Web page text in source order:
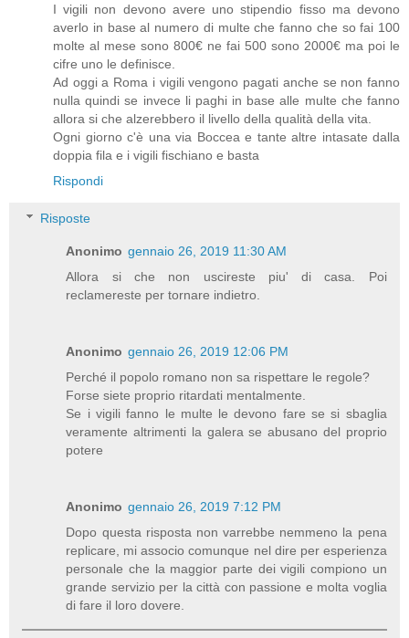
I vigili non devono avere uno stipendio fisso ma devono
averlo in base al numero di multe che fanno che so fai 100
molte al mese sono 800€ ne fai 500 sono 2000€ ma poi le
cifre uno le definisce.
Ad oggi a Roma i vigili vengono pagati anche se non fanno
nulla quindi se invece li paghi in base alle multe che fanno
allora si che alzerebbero il livello della qualità della vita.
Ogni giorno c'è una via Boccea e tante altre intasate dalla
doppia fila e i vigili fischiano e basta
Rispondi
Risposte
Anonimo gennaio 26, 2019 11:30 AM
Allora si che non uscireste piu' di casa. Poi
reclamereste per tornare indietro.
Anonimo gennaio 26, 2019 12:06 PM
Perché il popolo romano non sa rispettare le regole?
Forse siete proprio ritardati mentalmente.
Se i vigili fanno le multe le devono fare se si sbaglia
veramente altrimenti la galera se abusano del proprio
potere
Anonimo gennaio 26, 2019 7:12 PM
Dopo questa risposta non varrebbe nemmeno la pena
replicare, mi associo comunque nel dire per esperienza
personale che la maggior parte dei vigili compiono un
grande servizio per la città con passione e molta voglia
di fare il loro dovere.